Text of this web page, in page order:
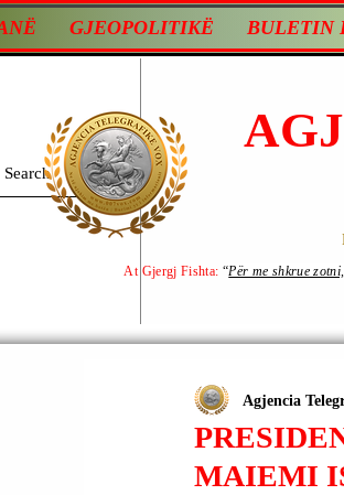
GJEOPOLITIKË BULETIN
At Gjergj Fishta: “Për me shkrue
MAIEMI
Agjencia